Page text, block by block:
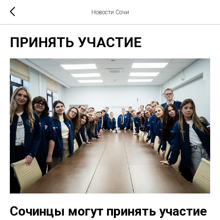
Новости Сочи
ПРИНЯТЬ УЧАСТИЕ
Сочинцы могут принять участие